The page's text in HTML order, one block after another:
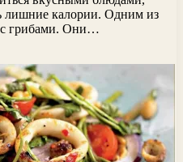
лишние калории. Одним из
с грибами. Они…